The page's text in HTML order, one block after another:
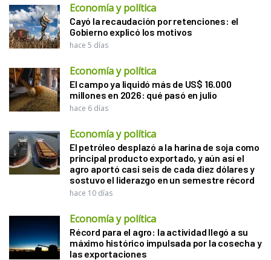
Economía y política
Cayó la recaudación por retenciones: el
Gobierno explicó los motivos
hace 5 días
Economía y política
El campo ya liquidó más de US$ 16.000
millones en 2026: qué pasó en julio
hace 6 días
Economía y política
El petróleo desplazó a la harina de soja como
principal producto exportado, y aún así el
agro aportó casi seis de cada diez dólares y
sostuvo el liderazgo en un semestre récord
hace 10 días
Economía y política
Récord para el agro: la actividad llegó a su
máximo histórico impulsada por la cosecha y
las exportaciones